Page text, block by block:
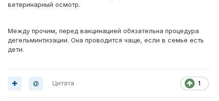
ветеринарный осмотр.
Между прочим, перед вакцинацией обязательна процедура
дегельминтизации. Она проводится чаще, если в семье есть
дети.
1
Цитата